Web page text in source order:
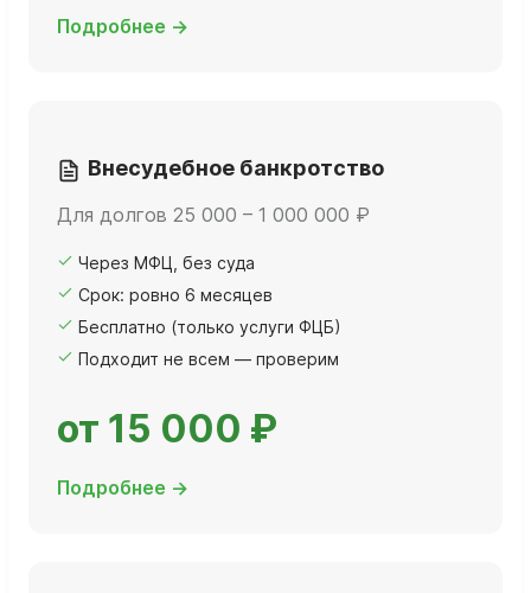
Подробнее →
Внесудебное банкротство
Для долгов 25 000 – 1 000 000 ₽
Через МФЦ, без суда
Срок: ровно 6 месяцев
Бесплатно (только услуги ФЦБ)
Подходит не всем — проверим
от 15 000 ₽
Подробнее →